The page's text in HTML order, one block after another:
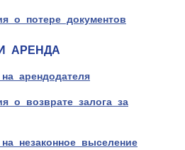
о потере документов
АРЕНДА
арендодателя
о возврате залога за
незаконное выселение